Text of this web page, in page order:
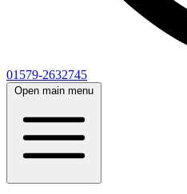
01579-2632745
Open main menu